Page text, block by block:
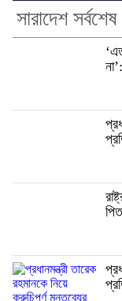
সারাদেশ সর্বশেষ